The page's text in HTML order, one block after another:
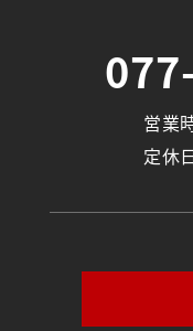
営業
定休